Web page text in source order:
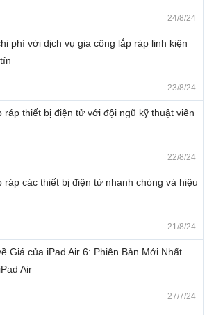
24/8/24
phí với dịch vụ gia công lắp ráp linh kiện
23/8/24
ráp thiết bị điện tử với đội ngũ kỹ thuật viên
22/8/24
ráp các thiết bị điện tử nhanh chóng và hiệu
21/8/24
Giá của iPad Air 6: Phiên Bản Mới Nhất
Air
27/7/24